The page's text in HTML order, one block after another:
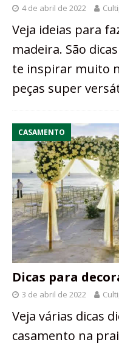
4 de abril de 2022
Veja ideias para
madeira. São
te inspirar muito
peças super
CASAMENTO
Dicas para
3 de abril de 2022
Veja várias dicas
casamento na